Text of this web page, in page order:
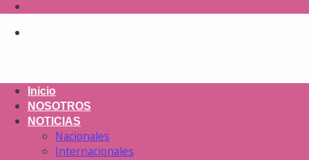
Inicio
NOSOTROS
NOTICIAS
Nacionales
Internacionales